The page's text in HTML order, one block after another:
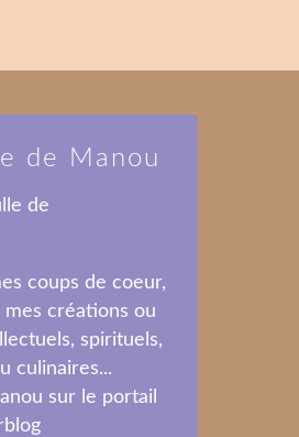
de Manou
coups de coeur,
créations ou
spirituels,
culinaires...
sur le portail